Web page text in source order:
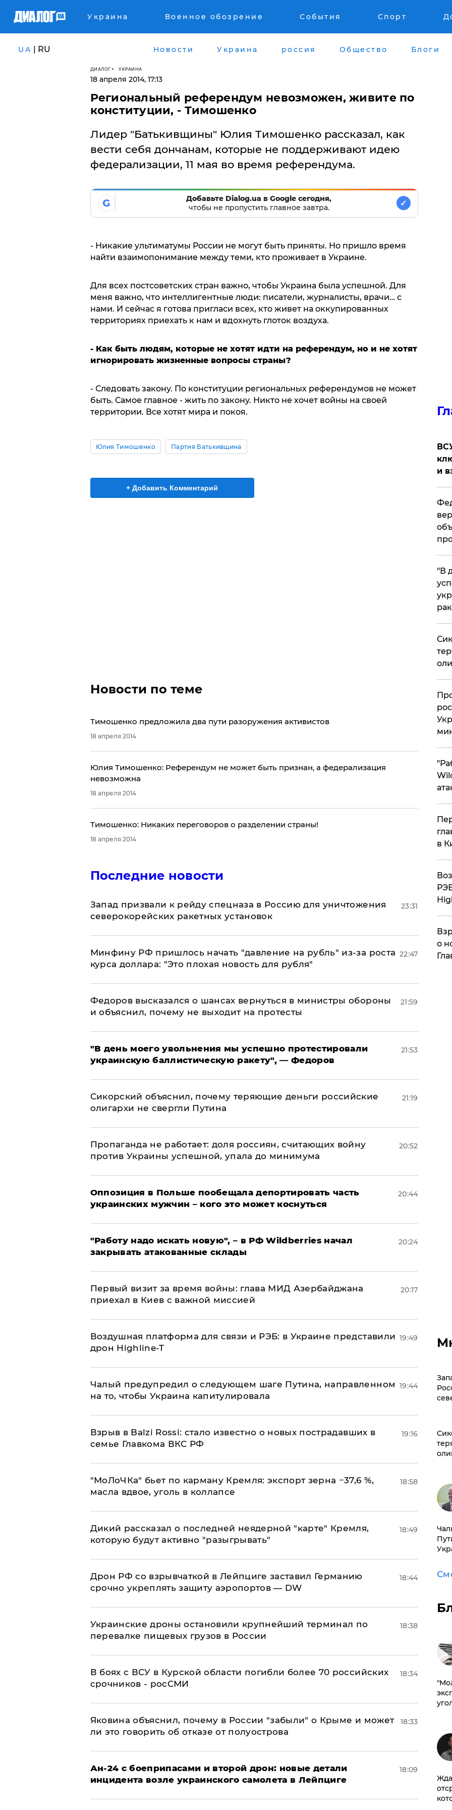
Украина Военное обозрение События Спорт
UA | RU Новости Украина россия Общество Блоги
ДИАЛОГ УКРАИНА
18 апреля 2014, 17:13
Региональный референдум невозможен, живите по
конституции, - Тимошенко
Лидер "Батькивщины" Юлия Тимошенко рассказал, как
вести себя дончанам, которые не поддерживают идею
федерализации, 11 мая во время референдума.
G
Добавьте Dialog.ua в Google сегодня,
чтобы не пропустить главное завтра.
✓
- Никакие ультиматумы России не могут быть приняты. Но пришло время
найти взаимопонимание между теми, кто проживает в Украине.
Для всех постсоветских стран важно, чтобы Украина была успешной. Для
меня важно, что интеллигентные люди: писатели, журналисты, врачи… с
нами. И сейчас я готова пригласи всех, кто живет на оккупированных
территориях приехать к нам и вдохнуть глоток воздуха.
- Как быть людям, которые не хотят идти на референдум, но и не хотят
игнорировать жизненные вопросы страны?
- Следовать закону. По конституции региональных референдумов не может
быть. Самое главное - жить по закону. Никто не хочет войны на своей
территории. Все хотят мира и покоя.
Юлия Тимошенко Партия Батькивщина
+ Добавить Комментарий
Новости по теме
Тимошенко предложила два пути разоружения активистов
18 апреля 2014
Юлия Тимошенко: Референдум не может быть признан, а федерализация
невозможна
18 апреля 2014
Тимошенко: Никаких переговоров о разделении страны!
18 апреля 2014
Последние новости
Запад призвали к рейду спецназа в Россию для уничтожения
северокорейских ракетных установок
23:31
Минфину РФ пришлось начать "давление на рубль" из-за роста
курса доллара: "Это плохая новость для рубля"
22:47
Федоров высказался о шансах вернуться в министры обороны
и объяснил, почему не выходит на протесты
21:59
​"В день моего увольнения мы успешно протестировали
украинскую баллистическую ракету", — Федоров
21:53
Сикорский объяснил, почему теряющие деньги российские
олигархи не свергли Путина
21:19
​Пропаганда не работает: доля россиян, считающих войну
против Украины успешной, упала до минимума
20:52
Оппозиция в Польше пообещала депортировать часть
украинских мужчин – кого это может коснуться
20:44
"Работу надо искать новую", – в РФ Wildberries начал
закрывать атакованные склады
20:24
Первый визит за время войны: глава МИД Азербайджана
приехал в Киев с важной миссией
20:17
Воздушная платформа для связи и РЭБ: в Украине представили
дрон Highline-T
19:49
Чалый предупредил о следующем шаге Путина, направленном
на то, чтобы Украина капитулировала
19:44
Взрыв в Balzi Rossi: стало известно о новых пострадавших в
семье Главкома ВКС РФ
19:16
​"МоЛоЧКа" бьет по карману Кремля: экспорт зерна −37,6 %,
масла вдвое, уголь в коллапсе
18:58
Дикий рассказал о последней неядерной "карте" Кремля,
которую будут активно "разыгрывать"
18:49
​Дрон РФ со взрывчаткой в Лейпциге заставил Германию
срочно укреплять защиту аэропортов — DW
18:44
Украинские дроны остановили крупнейший терминал по
перевалке пищевых грузов в России
18:38
В боях с ВСУ в Курской области погибли более 70 российских
срочников - росСМИ
18:34
Яковина объяснил, почему в России "забыли" о Крыме и может
ли это говорить об отказе от полуострова
18:33
Ан-24 с боеприпасами и второй дрон: новые детали
инцидента возле украинского самолета в Лейпциге
18:09
и
​"В
в
о